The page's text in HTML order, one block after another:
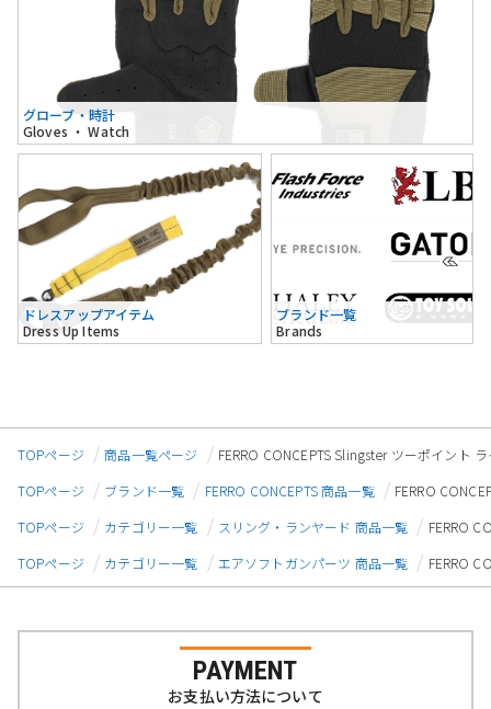
グローブ・時計
Gloves ・ Watch
ドレスアップアイテム
Dress Up Items
ブランド一覧
Brands
TOPページ 商品一覧ページ
FERRO CONCEPTS Slingster ツーポイント
TOPページ
ブランド一覧 FERRO CONCEPTS 商品一覧
FERRO
TOPページ
カテゴリー一覧 スリング・ランヤード 商品一覧
FERRO
TOPページ
カテゴリー一覧 エアソフトガンパーツ 商品一覧 FERRO
PAYMENT
お支払い方法について